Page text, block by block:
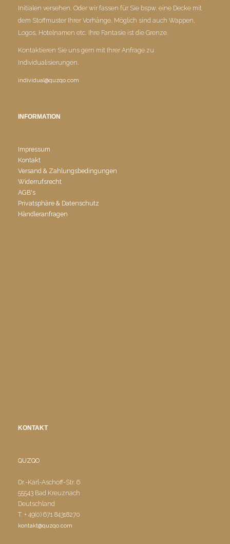
Initialen versehen. Oder wir fassen für Sie bspw. eine Decke mit
dem Stoffmuster Ihrer Vorhänge. Möglich sind auch Wappen,
Logos, Hotelnamen etc. Ihre Fantasie ist die Grenze.
Kontaktieren Sie uns gern mit Ihrer Anfrage zu
Individualisierungen.
individual@quzqo.com
INFORMATION
Impressum
Kontakt
Versand & Zahlungsbedingungen
Widerrufsrecht
AGB's
Privatsphäre & Datenschutz
Händleranfragen
KONTAKT
QUZQO
Dr.-Karl-Aschoff-Str. 6
55543 Bad Kreuznach
Deutschland
T. + 49(0) 671 84318270
kontakt@quzqo.com